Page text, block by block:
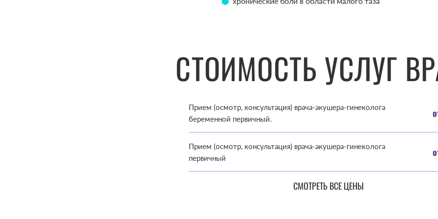
СТОИМОСТЬ УСЛУГ
Прием (осмотр, консультация) врача-акушера-гинеколога
беременной первичный.
Прием (осмотр, консультация) врача-акушера-гинеколога
первичный
СМОТРЕТЬ ВСЕ ЦЕНЫ